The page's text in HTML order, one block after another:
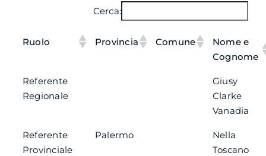
Cerca:
Ruolo Provincia Comune
Nome e
Cognome
Referente
Regionale
Giusy
Clarke
Vanadia
Referente
Provinciale
Palermo
Nella
Toscano